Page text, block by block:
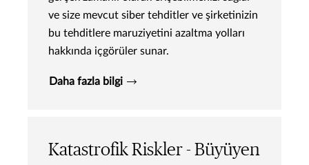
ve size mevcut siber tehditler ve şirketinizin
bu tehditlere maruziyetini azaltma yolları
hakkında içgörüler sunar.
Daha fazla bilgi
Katastrofik Riskler - Büyüyen